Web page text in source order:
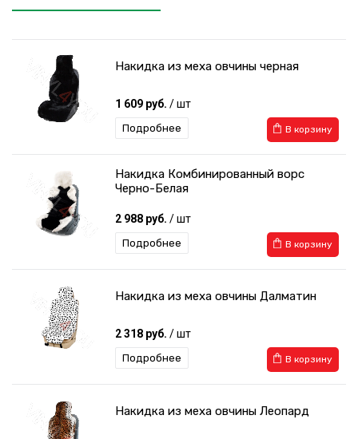
Накидка из меха овчины черная
1 609 руб. / шт
В корзину
Подробнее
Накидка Комбинированный ворс
Черно-Белая
2 988 руб. / шт
В корзину
Подробнее
Накидка из меха овчины Далматин
2 318 руб. / шт
В корзину
Подробнее
Накидка из меха овчины Леопард